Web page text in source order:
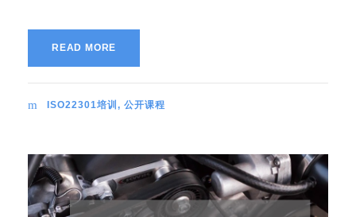
READ MORE
ISO22301培训 , 公开课程